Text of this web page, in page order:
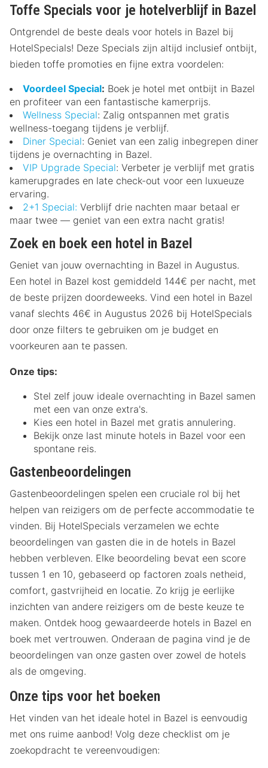
Toffe Specials voor je hotelverblijf in Bazel
Ontgrendel de beste deals voor hotels in Bazel bij
HotelSpecials! Deze Specials zijn altijd inclusief ontbijt,
bieden toffe promoties en fijne extra voordelen:
Voordeel Special: Boek je hotel met ontbijt in Bazel
en profiteer van een fantastische kamerprijs.
Wellness Special: Zalig ontspannen met gratis
wellness-toegang tijdens je verblijf.
Diner Special: Geniet van een zalig inbegrepen diner
tijdens je overnachting in Bazel.
VIP Upgrade Special: Verbeter je verblijf met gratis
kamerupgrades en late check-out voor een luxueuze
ervaring.
2+1 Special: Verblijf drie nachten maar betaal er
maar twee — geniet van een extra nacht gratis!
Zoek en boek een hotel in Bazel
Geniet van jouw overnachting in Bazel in Augustus.
Een hotel in Bazel kost gemiddeld 144€ per nacht, met
de beste prijzen doordeweeks. Vind een hotel in Bazel
vanaf slechts 46€ in Augustus 2026 bij HotelSpecials
door onze filters te gebruiken om je budget en
voorkeuren aan te passen.
Onze tips:
Stel zelf jouw ideale overnachting in Bazel samen
met een van onze extra's.
Kies een hotel in Bazel met gratis annulering.
Bekijk onze last minute hotels in Bazel voor een
spontane reis.
Gastenbeoordelingen
Gastenbeoordelingen spelen een cruciale rol bij het
helpen van reizigers om de perfecte accommodatie te
vinden. Bij HotelSpecials verzamelen we echte
beoordelingen van gasten die in de hotels in Bazel
hebben verbleven. Elke beoordeling bevat een score
tussen 1 en 10, gebaseerd op factoren zoals netheid,
comfort, gastvrijheid en locatie. Zo krijg je eerlijke
inzichten van andere reizigers om de beste keuze te
maken. Ontdek hoog gewaardeerde hotels in Bazel en
boek met vertrouwen. Onderaan de pagina vind je de
beoordelingen van onze gasten over zowel de hotels
als de omgeving.
Onze tips voor het boeken
Het vinden van het ideale hotel in Bazel is eenvoudig
met ons ruime aanbod! Volg deze checklist om je
zoekopdracht te vereenvoudigen: